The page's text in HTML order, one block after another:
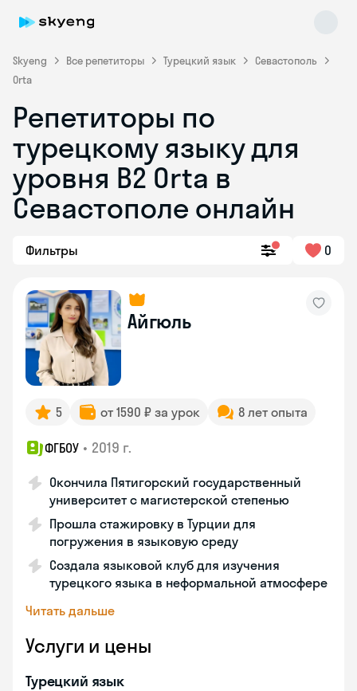
Skyeng Все репетиторы Турецкий язык
Севастополь
Orta
Репетиторы по
турецкому языку для
уровня B2 Orta в
Севастополе онлайн
Фильтры 0
Айгюль
5 от 1590 ₽ за урок 8 лет опыта
ФГБОУ • 2019 г.
Окончила Пятигорский государственный
университет с магистерской степенью
Прошла стажировку в Турции для
погружения в языковую среду
Создала языковой клуб для изучения
турецкого языка в неформальной атмосфере
Читать дальше
Услуги и цены
Турецкий язык
Skyeng Chat
online